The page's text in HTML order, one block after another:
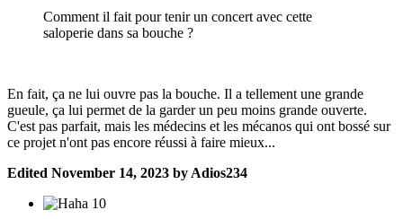
Comment il fait pour tenir un concert avec cette
saloperie dans sa bouche ?
En fait, ça ne lui ouvre pas la bouche. Il a tellement une grande
gueule, ça lui permet de la garder un peu moins grande ouverte.
C'est pas parfait, mais les médecins et les mécanos qui ont bossé sur
ce projet n'ont pas encore réussi à faire mieux...
Edited November 14, 2023 by Adios234
10